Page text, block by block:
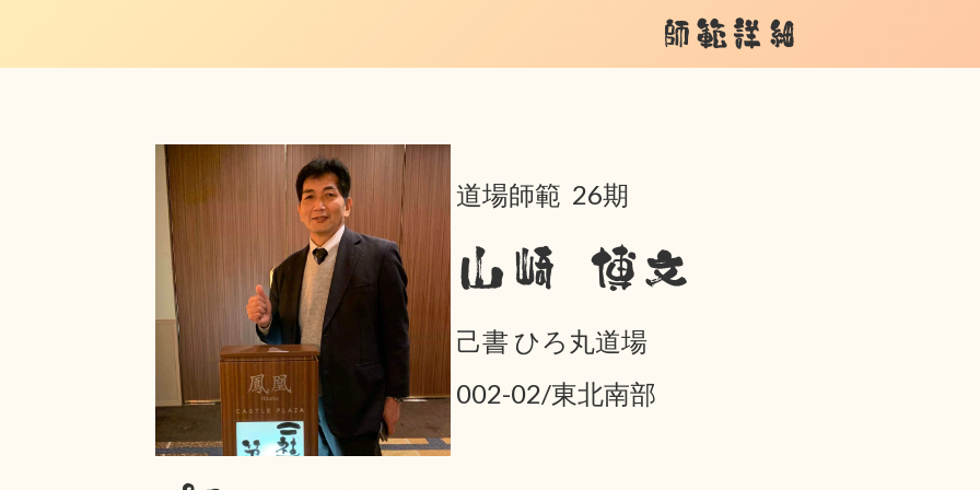
師範詳細
道場師範 26期
山崎 博文
己書 ひろ丸道場
002-02/東北南部